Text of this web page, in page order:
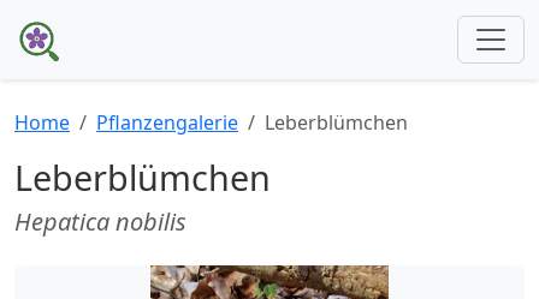
Home Pflanzengalerie Leberblümchen
Leberblümchen
Hepatica nobilis